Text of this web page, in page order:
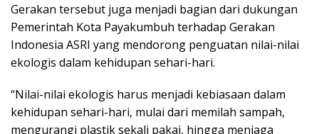
Gerakan tersebut juga menjadi bagian dari dukungan
Pemerintah Kota Payakumbuh terhadap Gerakan
Indonesia ASRI yang mendorong penguatan nilai-nilai
ekologis dalam kehidupan sehari-hari.
“Nilai-nilai ekologis harus menjadi kebiasaan dalam
kehidupan sehari-hari, mulai dari memilah sampah,
mengurangi plastik sekali pakai, hingga menjaga